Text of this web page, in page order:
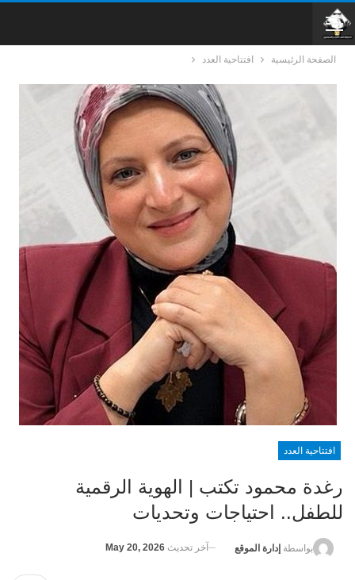
الصفحة الرئيسية افتتاحية العدد
افتتاحية العدد
رغدة محمود تكتب | الهوية الرقمية
للطفل.. احتياجات وتحديات
بواسطة إدارة الموقع آخر تحديث May 20, 2026